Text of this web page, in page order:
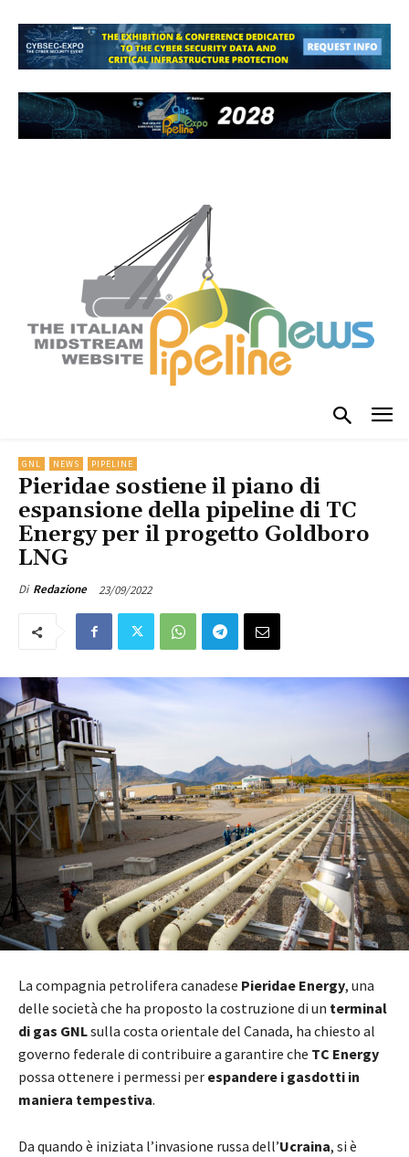
GNL NEWS PIPELINE
Pieridae sostiene il piano di
espansione della pipeline di TC
Energy per il progetto Goldboro
LNG
Di Redazione 23/09/2022
La compagnia petrolifera canadese Pieridae Energy, una
delle società che ha proposto la costruzione di un terminal
di gas GNLsulla costa orientale del Canada, ha chiesto al
governo federale di contribuire a garantire che TC Energy
possa ottenere i permessi per espandere i gasdotti in
maniera tempestiva.
Da quando è iniziata l’invasione russa dell’Ucraina, si è